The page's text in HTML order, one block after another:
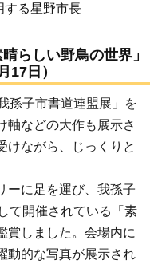
する星野市長
らしい野鳥の世界」
17日）
孫子市書道連盟展」を
軸などの大作も展示さ
けながら、じっくりと
ーに足を運び、我孫子
て開催されている「素
賞しました。会場内に
動的な写真が展示され